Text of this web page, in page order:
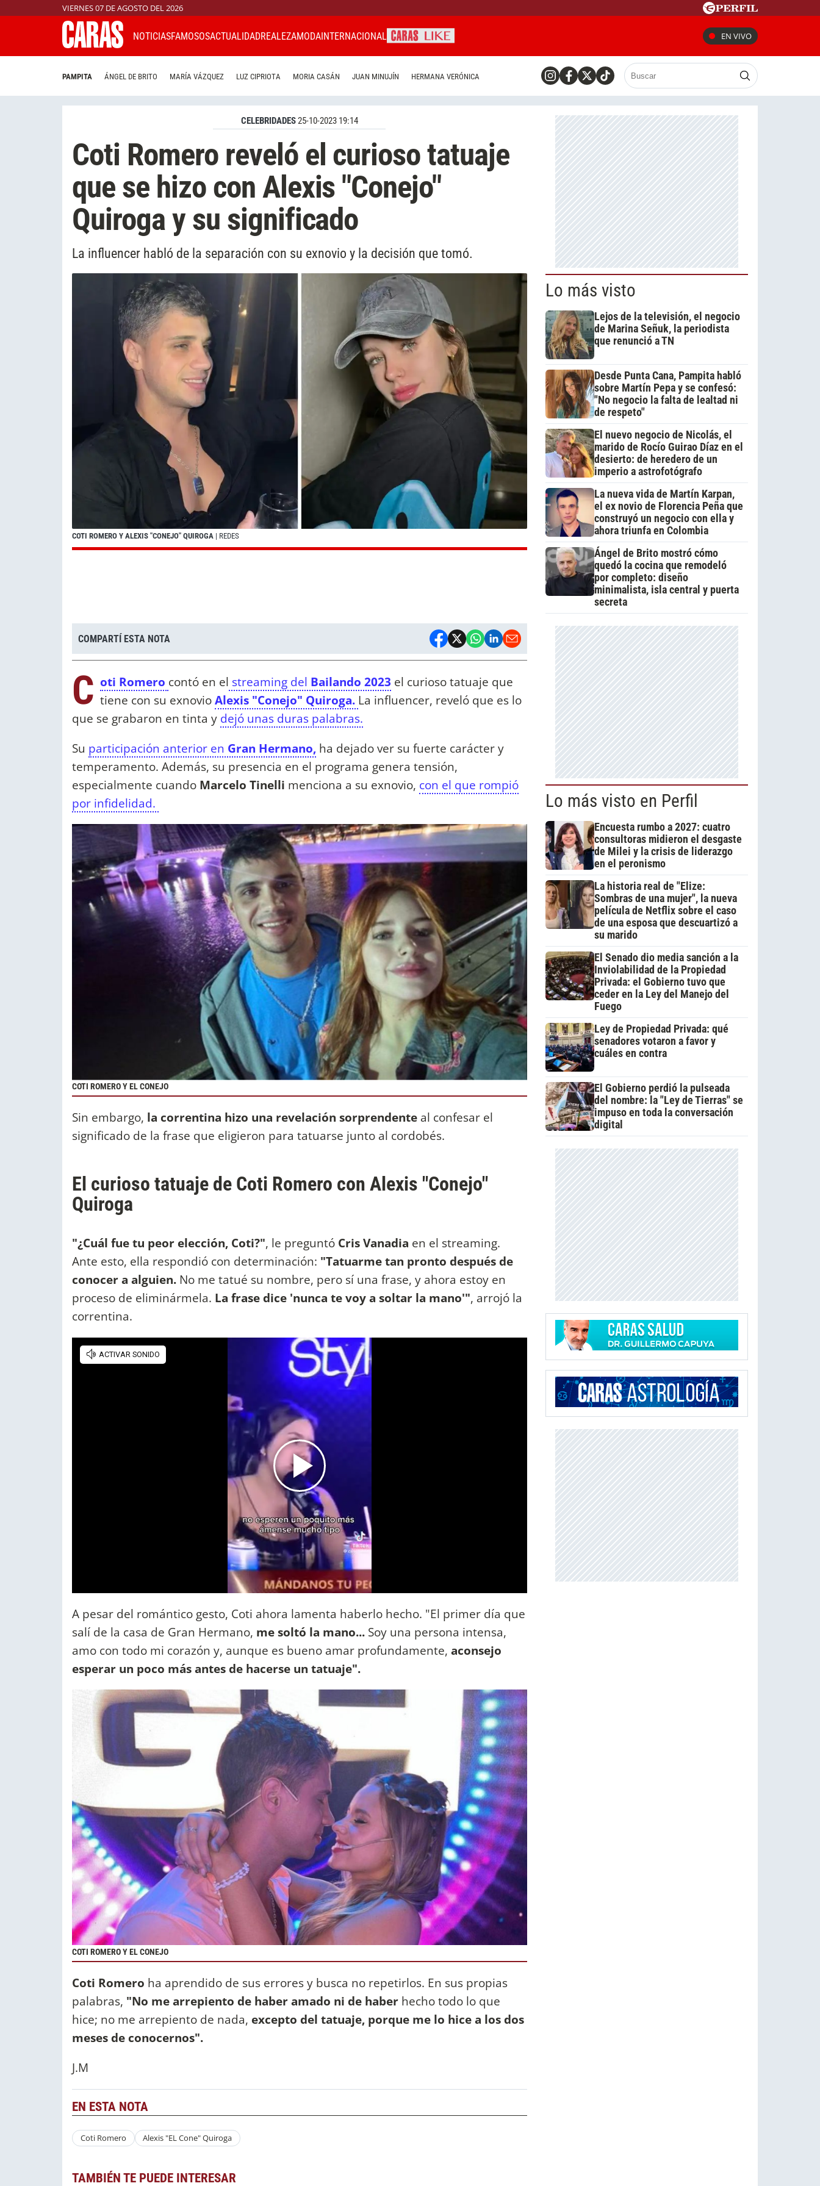
VIERNES 07 DE AGOSTO DEL 2026
NOTICIASFAMOSOSACTUALIDADREALEZAMODAINTERNACIONAL EN VIVO
PAMPITA ÁNGEL DE BRITO MARÍA VÁZQUEZ LUZ CIPRIOTA MORIA CASÁN JUAN MINUJÍN HERMANA VERÓNICA
CELEBRIDADES25-10-2023 19:14
Coti Romero reveló el curioso tatuaje
que se hizo con Alexis "Conejo"
Quiroga y su significado
La influencer habló de la separación con su exnovio y la decisión que tomó.
COTI ROMERO Y ALEXIS "CONEJO" QUIROGA | REDES
COMPARTÍ ESTA NOTA
C oti Romero contó en el streaming del Bailando 2023 el curioso tatuaje que
tiene con su exnovioAlexis "Conejo" Quiroga. La influencer, reveló que es lo
que se grabaron en tinta y dejó unas duras palabras.
Su participación anterior en Gran Hermano, ha dejado ver su fuerte carácter y
temperamento. Además, su presencia en el programa genera tensión,
especialmente cuando Marcelo Tinelli menciona a su exnovio, con el que rompió
por infidelidad.
COTI ROMERO Y EL CONEJO
Sin embargo, la correntina hizo una revelación sorprendente al confesar el
significado de la frase que eligieron para tatuarse junto al cordobés.
El curioso tatuaje de Coti Romero con Alexis "Conejo"
Quiroga
"¿Cuál fue tu peor elección, Coti?", le preguntó Cris Vanadia en el streaming.
Ante esto, ella respondió con determinación: "Tatuarme tan pronto después de
conocer a alguien. No me tatué su nombre, pero sí una frase, y ahora estoy en
proceso de eliminármela. La frase dice 'nunca te voy a soltar la mano'", arrojó la
correntina.
A pesar del romántico gesto, Coti ahora lamenta haberlo hecho. "El primer día que
salí de la casa de Gran Hermano, me soltó la mano... Soy una persona intensa,
amo con todo mi corazón y, aunque es bueno amar profundamente, aconsejo
esperar un poco más antes de hacerse un tatuaje".
COTI ROMERO Y EL CONEJO
Coti Romero ha aprendido de sus errores y busca no repetirlos. En sus propias
palabras, "No me arrepiento de haber amado ni de haber hecho todo lo que
hice; no me arrepiento de nada, excepto del tatuaje, porque me lo hice a los dos
meses de conocernos".
J.M
EN ESTA NOTA
Coti Romero Alexis "EL Cone" Quiroga
TAMBIÉN TE PUEDE INTERESAR
Lo más visto
Lejos de la televisión, el negocio
de Marina Señuk, la periodista
que renunció a TN
Desde Punta Cana, Pampita habló
sobre Martín Pepa y se confesó:
"No negocio la falta de lealtad ni
de respeto"
El nuevo negocio de Nicolás, el
marido de Rocío Guirao Díaz en el
desierto: de heredero de un
imperio a astrofotógrafo
La nueva vida de Martín Karpan,
el ex novio de Florencia Peña que
construyó un negocio con ella y
ahora triunfa en Colombia
Ángel de Brito mostró cómo
quedó la cocina que remodeló
por completo: diseño
minimalista, isla central y puerta
secreta
Lo más visto en Perfil
Encuesta rumbo a 2027: cuatro
consultoras midieron el desgaste
de Milei y la crisis de liderazgo
en el peronismo
La historia real de "Elize:
Sombras de una mujer", la nueva
película de Netflix sobre el caso
de una esposa que descuartizó a
su marido
El Senado dio media sanción a la
Inviolabilidad de la Propiedad
Privada: el Gobierno tuvo que
ceder en la Ley del Manejo del
Fuego
Ley de Propiedad Privada: qué
senadores votaron a favor y
cuáles en contra
El Gobierno perdió la pulseada
del nombre: la "Ley de Tierras" se
impuso en toda la conversación
digital